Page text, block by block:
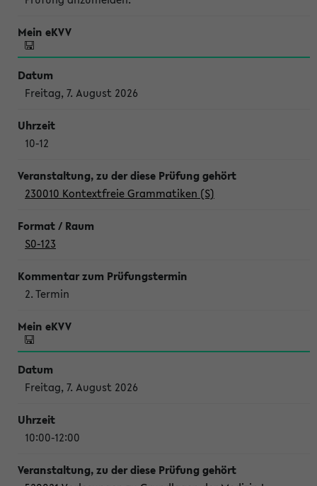
Freitag, 7. August 2026
10-12
230010 Kontextfreie Grammatiken (S)
S0-123
2. Termin
Freitag, 7. August 2026
10:00-12:00